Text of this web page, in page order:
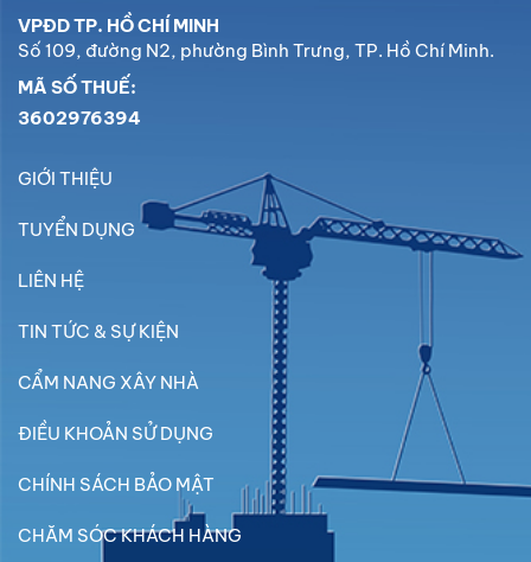
VPĐD TP. HỒ CHÍ MINH
Số 109, đường N2, phường Bình Trưng, TP. Hồ Chí Minh.
MÃ SỐ THUẾ:
3602976394
GIỚI THIỆU
TUYỂN DỤNG
LIÊN HỆ
TIN TỨC & SỰ KIỆN
CẨM NANG XÂY NHÀ
ĐIỀU KHOẢN SỬ DỤNG
CHÍNH SÁCH BẢO MẬT
CHĂM SÓC KHÁCH HÀNG